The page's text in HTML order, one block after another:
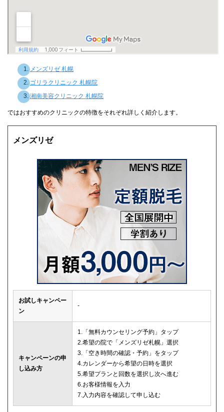
メンズリゼ 札幌
ゴリラクリニック 札幌院
湘南美容クリニック 札幌院
ではおすすめのクリニックの特徴をそれぞれ詳しく紹介します。
メンズリゼ
お試しキャンペー
ン
-
キャンペーンの申
し込み方
1.「無料カウンセリング予約」タップ
2.希望の院で「メンズリゼ札幌」選択
3.「空き時間の確認・予約」をタップ
4.カレンダーから希望の日時を選択
5.希望プランと回数を選択し次へ進む
6.お客様情報を入力
7.入力内容を確認して申し込む